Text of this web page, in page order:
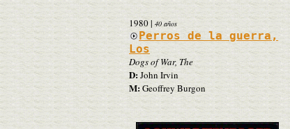
1980| 40 años
Perros de la guerra,
Los
Dogs of War, The
D:John Irvin
M:Geoffrey Burgon